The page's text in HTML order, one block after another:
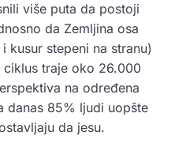
više puta da postoji
da Zemljina osa
kusur stepeni na stranu)
traje oko 26.000
na određena
danas 85% ljudi uopšte
da jesu.